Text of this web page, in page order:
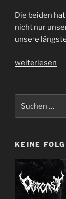
Die beiden
nicht nur
unsere
„Interview
Karsten
Synthetic
ERA“
weiterlesen
KEINE